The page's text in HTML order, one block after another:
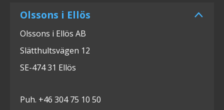
Olssons i Ellös
Olssons i Ellös AB
Slätthultsvägen 12
SE-474 31 Ellös
Puh. +46 304 75 10 50